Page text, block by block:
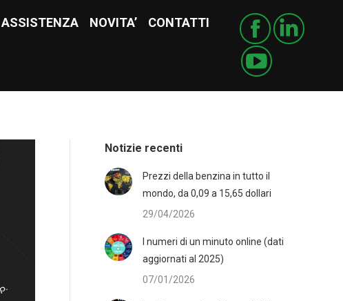
ASSISTENZA NOVITA’ CONTATTI
Notizie recenti
Prezzi della benzina in tutto il
mondo, da 0,09 a 15,65 dollari
29/04/2026
I numeri di un minuto online (dati
aggiornati al 2025)
07/01/2026
ASSISTENZA NOVITA’ CONTATTI